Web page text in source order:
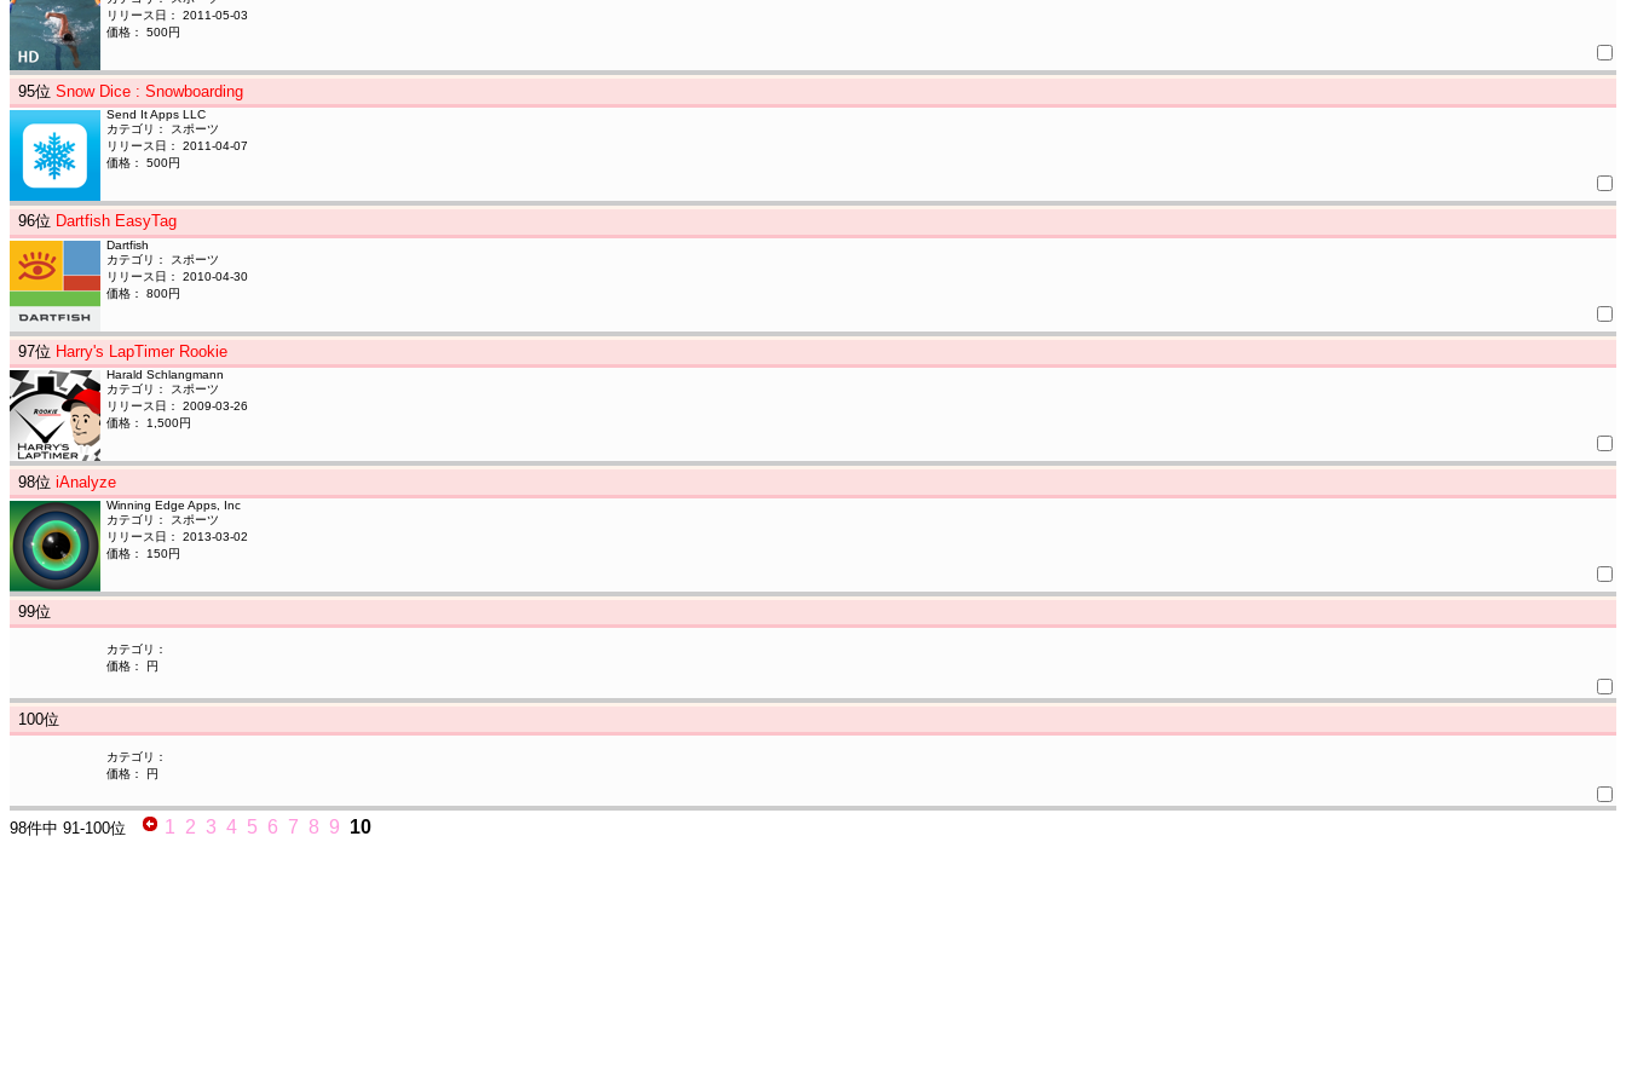
リリース日： 2011-05-03
価格： 500円
95位 Snow Dice : Snowboarding
Send It Apps LLC
カテゴリ： スポーツ
リリース日： 2011-04-07
価格： 500円
96位 Dartfish EasyTag
Dartfish
カテゴリ： スポーツ
リリース日： 2010-04-30
価格： 800円
97位 Harry's LapTimer Rookie
Harald Schlangmann
カテゴリ： スポーツ
リリース日： 2009-03-26
価格： 1,500円
98位 iAnalyze
Winning Edge Apps, Inc
カテゴリ： スポーツ
リリース日： 2013-03-02
価格： 150円
99位
カテゴリ：
価格： 円
100位
カテゴリ：
価格： 円
98件中 91-100位 1 2 3 4 5 6 7 8 9 10